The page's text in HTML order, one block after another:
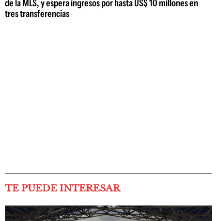
de la MLS, y espera ingresos por hasta US$ 10 millones en
tres transferencias
TE PUEDE INTERESAR